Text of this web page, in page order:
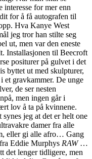
interesse for mer enn
for å få autografen til
Hva Kanye West
jeg tror han stilte seg
ut, men var den eneste
Installasjonen til Beecroft
positurer på gulvet i det
byttet ut med skulpturer,
et gravkammer. De unge
de ser nesten
men ingen går i
lov å ta på kvinnene.
jeg at det er helt one
damer fra alle
eller gi alle afro… Gang
Eddie Murphys RAW…
det lenger tidligere, men